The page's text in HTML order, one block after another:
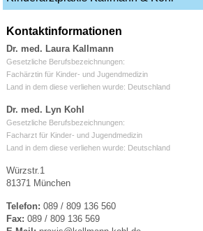
Kontaktinformationen
Dr. med. Laura Kallmann
Gesetzliche Berufsbezeichnungen:
Fachärztin für Kinder- und Jugendmedizin
Land in dem diese verliehen wurde: Deutschland
Dr. med. Lyn Kohl
Gesetzliche Berufsbezeichnungen:
Facharzt für Kinder- und Jugendmedizin
Land in dem diese verliehen wurde: Deutschland
Würzstr.1
81371 München
Telefon: 089 / 809 136 560
Fax: 089 / 809 136 569